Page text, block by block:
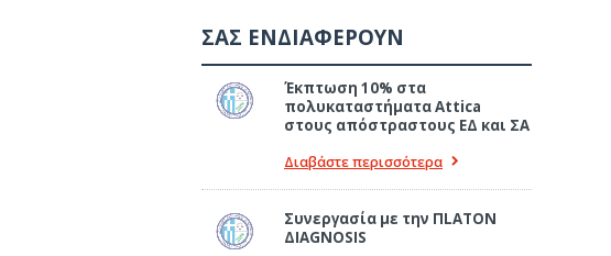
ΣΑΣ ΕΝΔΙΑΦΕΡΟΥΝ
Έκπτωση 10% στα
πολυκαταστήματα Attica
στους απόστραστους ΕΔ και ΣΑ
Διαβάστε περισσότερα
Συνεργασία με την ΠLATON
ΔIAGNOSIS